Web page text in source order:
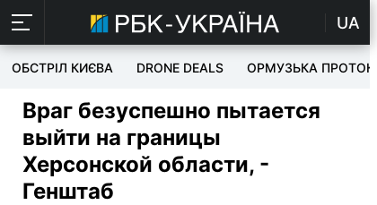
UA
ОБСТРІЛ КИЄВА DRONE DEALS ОРМУЗЬКА ПРОТОКА
Враг безуспешно пытается
выйти на границы
Херсонской области, -
Генштаб